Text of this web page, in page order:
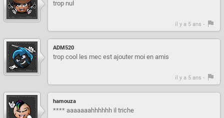
trop nul
il y a 5 ans -
ADM520
trop cool les mec est ajouter moi en amis
il y a 5 ans -
hamouza
**** aaaaaaahhhhhh il triche